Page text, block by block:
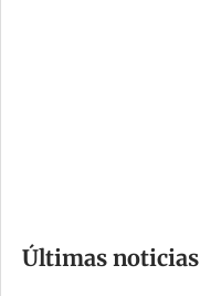
m
Últimas noticias